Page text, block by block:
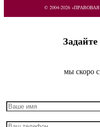
© 2004-2026
мы скоро